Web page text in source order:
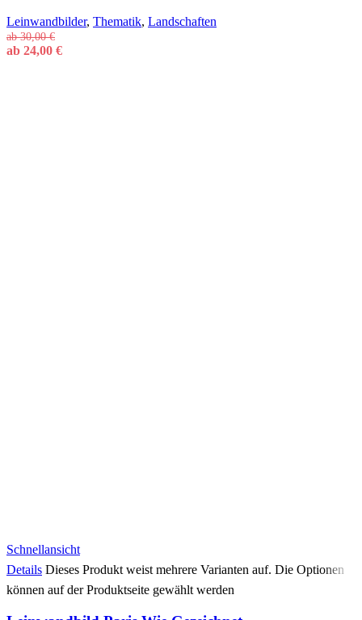
Leinwandbilder, Thematik, Landschaften
ab30,00€
ab 24,00 €
Schnellansicht
Details Dieses Produkt weist mehrere Varianten auf. Die Optionen
können auf der Produktseite gewählt werden